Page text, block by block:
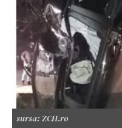
sursa: ZCH.ro